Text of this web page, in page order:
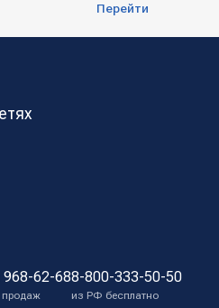
Перейти
968-62-68
продаж
8-800-333-50-50
из РФ бесплатно